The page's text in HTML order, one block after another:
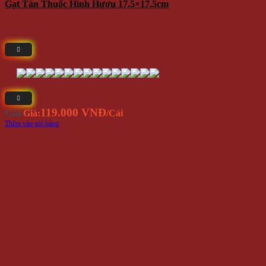
Gạt Tàn Thuốc Hình Hươu 17.5×17.5cm
Giá Giá:119.000 VNĐ/Cái
Thêm vào giỏ hàng